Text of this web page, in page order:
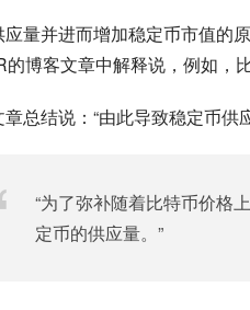
应量并进而增加稳定币市值的
的博客文章中解释说，例如，
总结说：“由此导致稳定币
“为了弥补随着比特币价格
定币的供应量。”